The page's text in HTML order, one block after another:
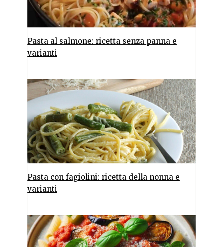
Pasta al salmone: ricetta senza panna e
varianti
Pasta con fagiolini: ricetta della nonna e
varianti